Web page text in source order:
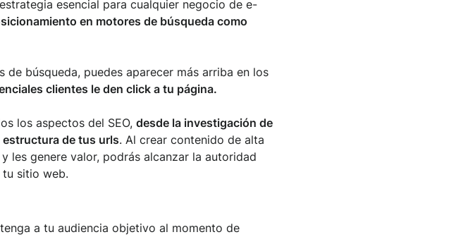
esencial para cualquier negocio de e-
en motores de búsqueda como
búsqueda, puedes aparecer más arriba en los
clientes le den click a tu página.
los aspectos del SEO, desde la investigación de
estructura de tus urls. Al crear contenido de alta
les genere valor, podrás alcanzar la autoridad
tu sitio web.
a tu audiencia objetivo al momento de